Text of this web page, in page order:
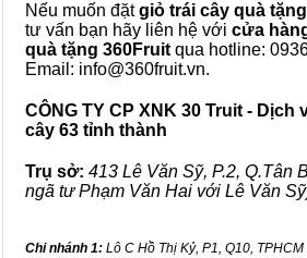
Nếu muốn đặtgiỏ trái cây quà tặng
tư vấn bạn hãy liên hệ với cửa
quà tặng 360Fruit qua hotline:
Email: info@360fruit.vn.
CÔNG TY CP XNK 30 Truit - Dịch
cây 63 tỉnh thành
Trụ sở: 413 Lê Văn Sỹ, P.2, Q.Tân
ngã tư Phạm Văn Hai với Lê Văn
Chi nhánh 1: Lô C Hồ Thị Kỷ, P1, Q10, TPHCM